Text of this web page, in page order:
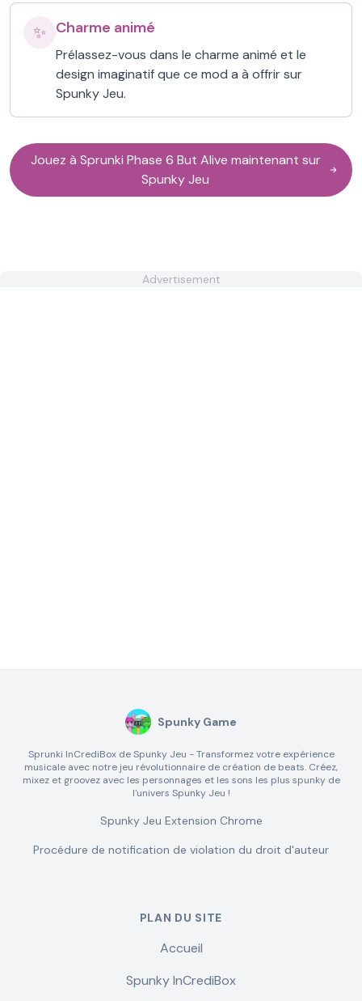
✨ Charme animé
Prélassez-vous dans le charme animé et le
design imaginatif que ce mod a à offrir sur
Spunky Jeu.
Jouez à Sprunki Phase 6 But Alive maintenant sur
Spunky Jeu
Advertisement
Spunky Game
Sprunki InCrediBox de Spunky Jeu - Transformez votre expérience
musicale avec notre jeu révolutionnaire de création de beats. Créez,
mixez et groovez avec les personnages et les sons les plus spunky de
l'univers Spunky Jeu !
Spunky Jeu Extension Chrome
Procédure de notification de violation du droit d'auteur
PLAN DU SITE
Accueil
Spunky InCrediBox